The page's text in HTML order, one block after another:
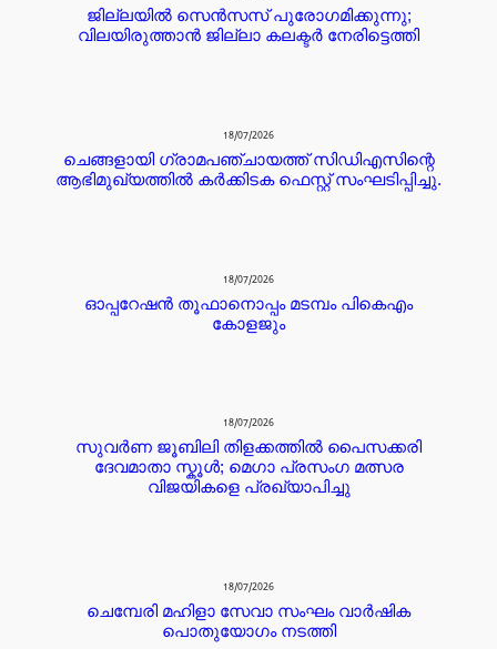
ജില്ലയില്‍ സെന്‍സസ് പുരോഗമിക്കുന്നു;
വിലയിരുത്താന്‍ ജില്ലാ കലക്ടര്‍ നേരിട്ടെത്തി
18/07/2026
ചെങ്ങളായി ഗ്രാമപഞ്ചായത്ത് സിഡിഎസിന്റെ
ആഭിമുഖ്യത്തിൽ കർക്കിടക ഫെസ്റ്റ് സംഘടിപ്പിച്ചു.
18/07/2026
ഓപ്പറേഷൻ തൂഫാനൊപ്പം മടമ്പം പികെഎം
കോളജും
18/07/2026
സുവർണ ജൂബിലി തിളക്കത്തിൽ പൈസക്കരി
ദേവമാതാ സ്കൂൾ; മെഗാ പ്രസംഗ മത്സര
വിജയികളെ പ്രഖ്യാപിച്ചു
18/07/2026
ചെമ്പേരി മഹിളാ സേവാ സംഘം വാർഷിക
പൊതുയോഗം നടത്തി